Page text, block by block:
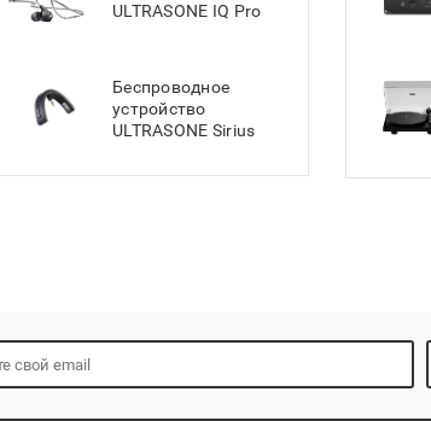
ULTRASONE IQ Pro
Беспроводное
устройство
ULTRASONE Sirius